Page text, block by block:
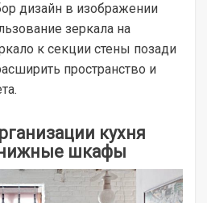
дизайн в изображении
зеркала на
к секции стены позади
пространство и
кухня
шкафы